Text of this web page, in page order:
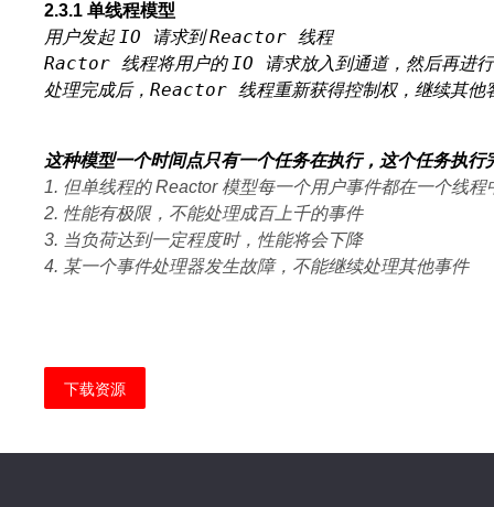
2.3.1 单线程模型
用户发起IO 请求到Reactor 线程
Ractor 线程将用户的IO
请求放入到通道，然后再进
处理完成后， Reactor 线程重新获得控制权，继续其他
这种模型一个时间点只有一个任务在执行，这个任务执行
1. 但单线程的Reactor 模型每一个用户事件都在一个线程
2. 性能有极限，不能处理成百上千的事件
3. 当负荷达到一定程度时，性能将会下降
4. 某一个事件处理器发生故障，不能继续处理其他事件
下载资源